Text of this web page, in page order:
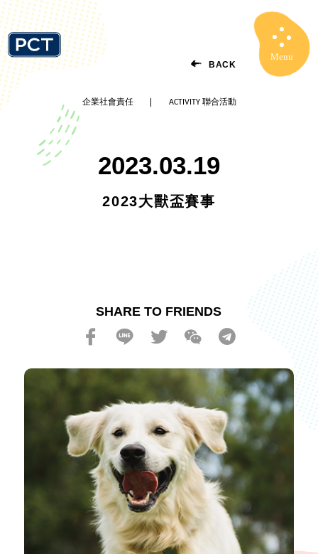
MenuClose
BACK
企業社會責任 ACTIVITY 聯合活動
2023.03.19
2023大獸盃賽事
SHARE TO FRIENDS